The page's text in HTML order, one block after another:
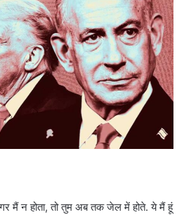
मैं न होता, तो तुम अब तक जेल में होते. ये मैं हूं